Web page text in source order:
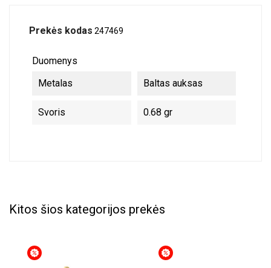
Prekės kodas 247469
Duomenys
Metalas
Baltas auksas
Svoris 0.68 gr
Kitos šios kategorijos prekės